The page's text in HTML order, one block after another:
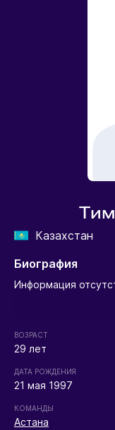
Казахстан
Биография
Информация
ВОЗРАСТ
29 лет
ДАТА РОЖДЕНИЯ
21 мая 1997
КОМАНДЫ
Астана